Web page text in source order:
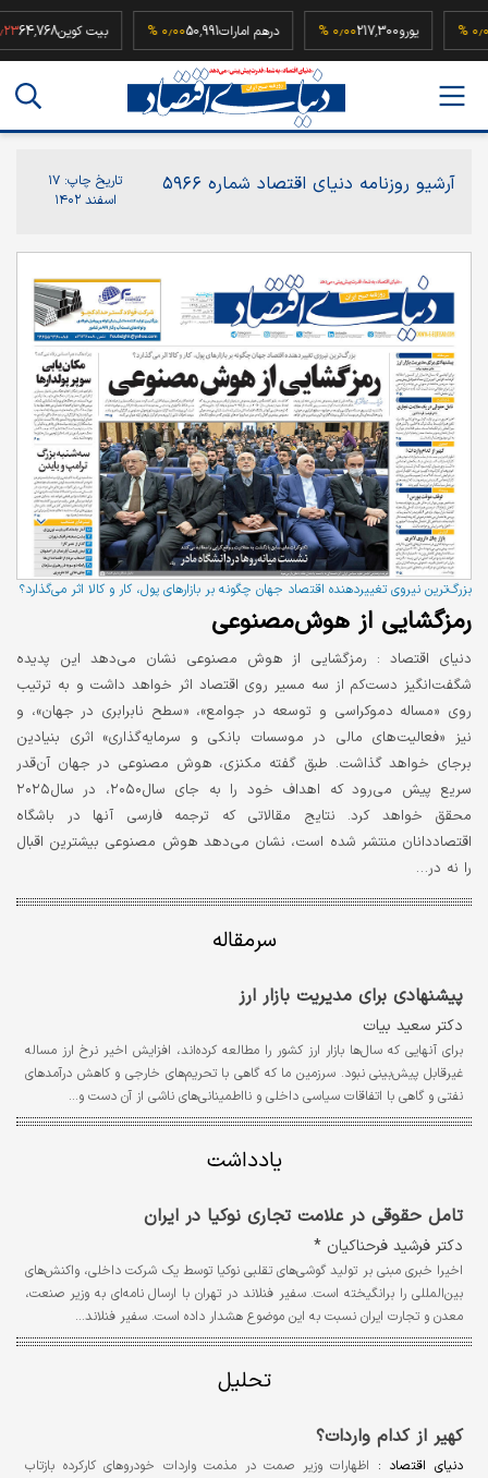
۰٫۰۰ % یورو217,300۰٫۰۰ % درهم امارات50,991۰٫۰۰ % بیت کوین
آرشیو روزنامه دنیای اقتصاد شماره ۵۹۶۶ تاریخ چاپ: ۱۷
اسفند ۱۴۰۲
بزرگ‌ترین نیروی تغییردهنده اقتصاد جهان چگونه بر بازارهای پول، کار و کالا اثر می‌گذارد؟
رمزگشایی از هوش‌مصنوعی
دنیای اقتصاد : رمزگشایی از هوش مصنوعی نشان می‌دهد این پدیده
شگفت‌انگیز دست‌کم از سه مسیر روی اقتصاد اثر خواهد داشت و به ترتیب
روی «مساله دموکراسی و توسعه در جوامع»، «سطح نابرابری در جهان»، و
نیز «فعالیت‌های مالی در موسسات بانکی و سرمایه‌گذاری» اثری بنیادین
برجای خواهد گذاشت. طبق گفته مکنزی، هوش مصنوعی در جهان آن‌قدر
سریع پیش می‌رود که اهداف خود را به جای سال۲۰۵۰، در سال۲۰۲۵
محقق خواهد کرد. نتایج مقالاتی که ترجمه فارسی آنها در باشگاه
اقتصاددانان منتشر شده است، نشان می‌دهد هوش مصنوعی بیشترین اقبال
را نه در…
سرمقاله
پیشنهادی برای مدیریت بازار ارز
دکتر سعید بیات
برای آنهایی که سال‌ها بازار ارز کشور را مطالعه کرده‌اند، افزایش اخیر نرخ ارز مساله
غیرقابل پیش‌بینی نبود. سرزمین ما که گاهی با تحریم‌های خارجی و کاهش درآمدهای
نفتی و گاهی با اتفاقات سیاسی داخلی و نااطمینانی‌های ناشی از آن دست و…
یادداشت
تامل حقوقی در علامت تجاری نوکیا در ایران
دکتر فرشید فرحناکیان *
اخیرا خبری مبنی بر تولید گوشی‌‌‌های تقلبی نوکیا توسط یک شرکت داخلی، واکنش‌‌‌های
بین‌المللی را برانگیخته است. سفیر فنلاند در تهران با ارسال نامه‌‌‌ای به وزیر صنعت،
معدن و تجارت ایران نسبت به این موضوع هشدار داده است. سفیر فنلاند…
تحلیل
کهیر از کدام واردات؟
دنیای اقتصاد : اظهارات وزیر صمت در مذمت واردات خودروهای کارکرده بازتاب